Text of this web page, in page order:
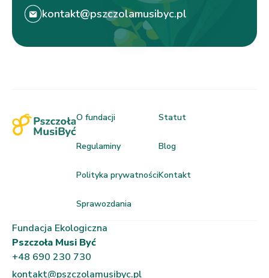
kontakt@pszczolamusibyc.pl
O fundacji
Regulaminy
Polityka prywatności
Sprawozdania
Statut
Blog
Kontakt
Fundacja Ekologiczna
Pszczoła Musi Być
+48 690 230 730
kontakt@pszczolamusibyc.pl